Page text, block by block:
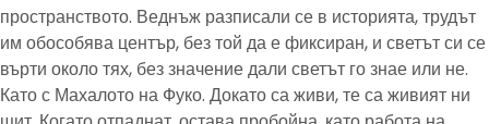
пространството. Веднъж разписали се в историята, трудът
им обособява център, без той да е фиксиран, и светът си се
върти около тях, без значение дали светът го знае или не.
Като с Махалото на Фуко. Докато са живи, те са живият ни